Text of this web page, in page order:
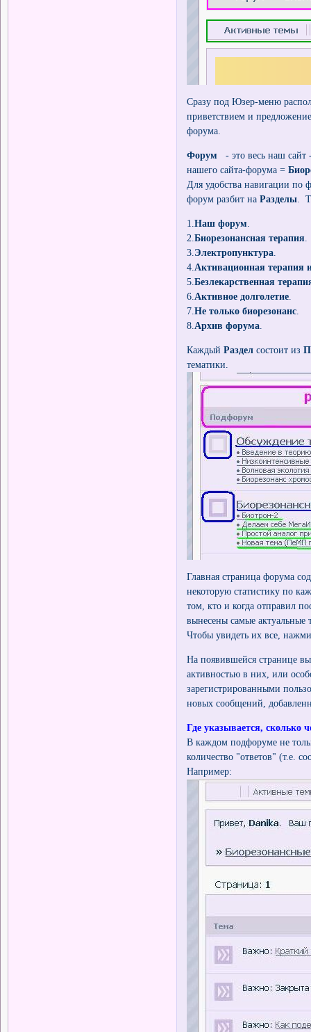
Сразу под Юзер-меню
приветствием и
форума.
Форум - это весь наш
нашего сайта-форума =
Для удобства навигации
форум разбит наРазделы .
1.Наш форум
2.Биорезонансная терапия
3. Электропунктура
4. Активационная терапия
5.Безлекарственная
6. Активное долголетие
7.Не только биорезонанс
8. Архив форума
КаждыйРаздел состоит из
тематики.
Главная страница форума
некоторую статистику по
том, кто и когда отправил
вынесены самые
Чтобы увидеть их все,
На появившейся странице
активностью в них, или
зарегистрированными
новых сообщений,
Где указывается, сколько
В каждом подфоруме не
количество "ответов" (т.е.
Например: